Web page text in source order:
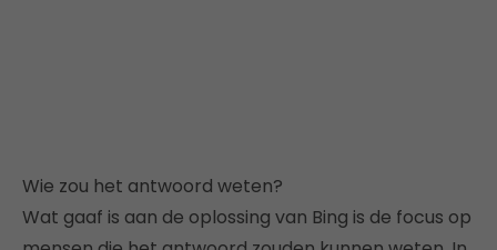
Wie zou het antwoord weten?
Wat gaaf is aan de oplossing van Bing is de focus op